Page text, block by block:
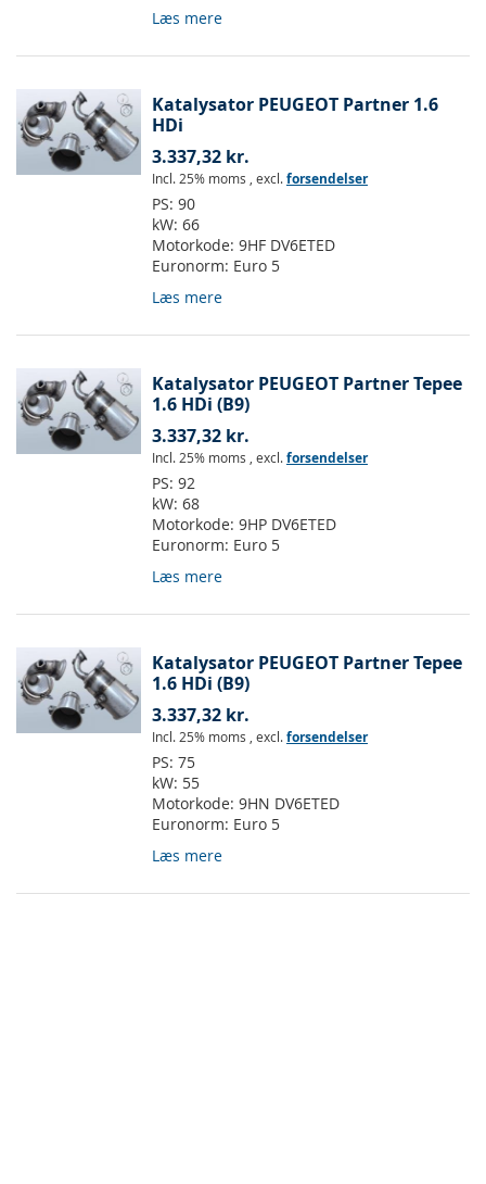
Læs mere
Katalysator PEUGEOT Partner 1.6
HDi
3.337,32 kr.
Incl. 25% moms , excl.forsendelser
PS: 90
kW: 66
Motorkode: 9HF DV6ETED
Euronorm: Euro 5
Læs mere
Katalysator PEUGEOT Partner Tepee
1.6 HDi (B9)
3.337,32 kr.
Incl. 25% moms , excl.forsendelser
PS: 92
kW: 68
Motorkode: 9HP DV6ETED
Euronorm: Euro 5
Læs mere
Katalysator PEUGEOT Partner Tepee
1.6 HDi (B9)
3.337,32 kr.
Incl. 25% moms , excl.forsendelser
PS: 75
kW: 55
Motorkode: 9HN DV6ETED
Euronorm: Euro 5
Læs mere